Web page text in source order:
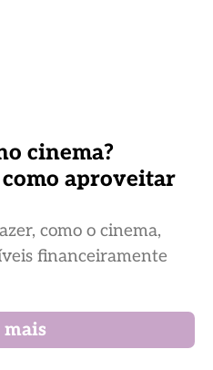
cinema?
como aproveitar
como o cinema,
financeiramente
mais